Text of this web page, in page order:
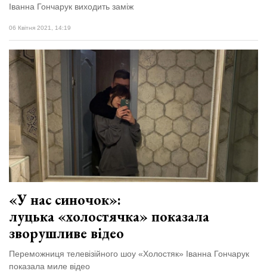
Іванна Гончарук виходить заміж
06 Квітня 2021, 14:19
«У нас синочок»:
луцька «холостячка» показала
зворушливе відео
Переможниця телевізійного шоу «Холостяк» Іванна Гончарук
показала миле відео